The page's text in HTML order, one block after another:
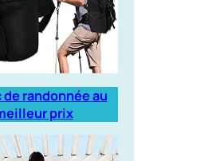
de randonnée au
prix